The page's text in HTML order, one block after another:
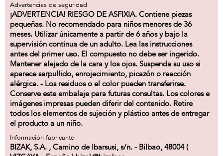
Advertencias de seguridad
¡ADVERTENCIA! RIESGO DE ASFIXIA. Contiene piezas
pequeñas. No recomendado para niños menores de 36
meses. Utilizar únicamente a partir de 6 años y bajo la
supervisión continua de un adulto. Lea las instrucciones
antes del primer uso. El compuesto no debe ser ingerido.
Mantener alejado de la cara y los ojos. Suspenda su uso si
aparece sarpullido, enrojecimiento, picazón o reacción
alérgica. - Los residuos o el color pueden transferirse.
Conserve este embalaje para futuras consultas. Los colores e
imágenes impresas pueden diferir del contenido. Retire
todos los elementos de sujeción y plástico antes de entregar
el producto a un niño.
Información fabricante
BIZAK, S.A. , Camino de Ibarsusi, s/n. - Bilbao, 48004 (